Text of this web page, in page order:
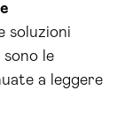
soluzioni
le
a leggere